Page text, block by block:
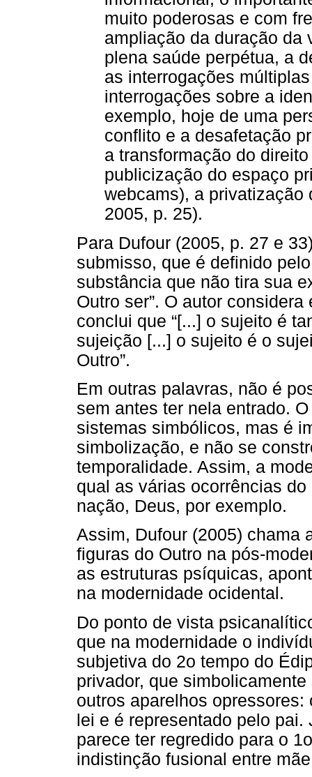
muito poderosas e com
ampliação da duração da
plena saúde perpétua, a
as interrogações
interrogações sobre a
exemplo, hoje de uma
conflito e a desafetação
a transformação do
publicização do espaço
webcams), a privatização
2005, p. 25).
Para Dufour (2005, p. 27 e
submisso, que é definido
substância que não tira sua
Outro ser”. O autor
conclui que “[...] o sujeito é
sujeição [...] o sujeito é o
Outro”.
Em outras palavras, não é
sem antes ter nela entrado.
sistemas simbólicos, mas é
simbolização, e não se
temporalidade. Assim, a
qual as várias ocorrências
nação, Deus, por exemplo.
Assim, Dufour (2005) chama
figuras do Outro na pós-
as estruturas psíquicas,
na modernidade ocidental.
Do ponto de vista
que na modernidade o
subjetiva do 2o tempo do
privador, que
outros aparelhos
lei e é representado pelo
parece ter regredido para o
indistinção fusional entre